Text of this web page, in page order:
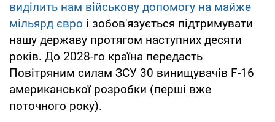
виділить нам військову допомогу на майже
мільярд євро і зобов'язується підтримувати
нашу державу протягом наступних десяти
років. До 2028-го країна передасть
Повітряним силам ЗСУ 30 винищувачів F-16
американської розробки (перші вже
поточного року).